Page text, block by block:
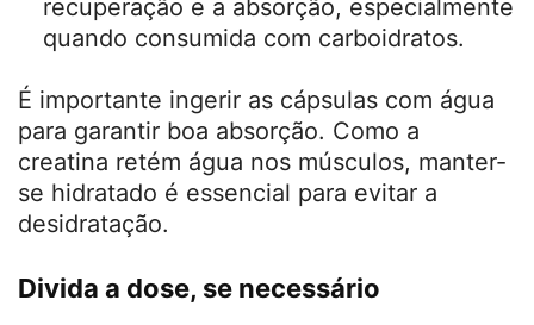
A creatina em cápsulas pode ser tomada
em qualquer horário do dia, pois seus
efeitos são cumulativos. No entanto, muitas
pessoas optam por consumir em momentos